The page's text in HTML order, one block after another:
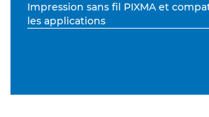
Impression sans fil PIXMA et
les applications